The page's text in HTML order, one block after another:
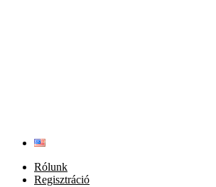
Rólunk
Regisztráció